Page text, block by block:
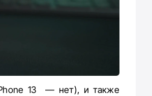
13 — нет), и также